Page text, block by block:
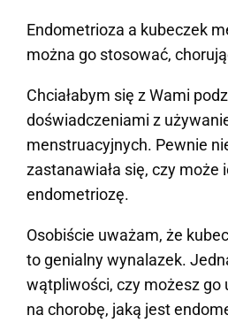
Endometrioza a kubeczek
można go stosować,
Chciałabym się z Wami
doświadczeniami z
menstruacyjnych. Pewnie
zastanawiała się, czy może
endometriozę.
Osobiście uważam, że
to genialny wynalazek.
wątpliwości, czy możesz go
na chorobę, jaką jest